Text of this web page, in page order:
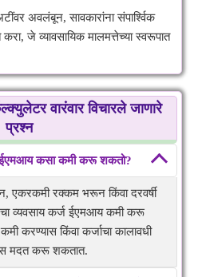
अवलंबून, सावकारांना संपार्श्विक
जे व्यावसायिक मालमत्तेच्या स्वरूपात
वारंवार विचारले जाणारे
प्रश्न
ईएमआय कसा कमी करू शकतो?
एकरकमी रक्कम भरून किंवा दरवर्षी
व्यवसाय कर्ज ईएमआय कमी करू
करण्यास किंवा कर्जाचा कालावधी
मदत करू शकतात.